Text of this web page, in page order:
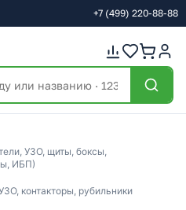
+7 (499) 220-88-88
УЗО, щиты, боксы,
ИБП)
контакторы, рубильники